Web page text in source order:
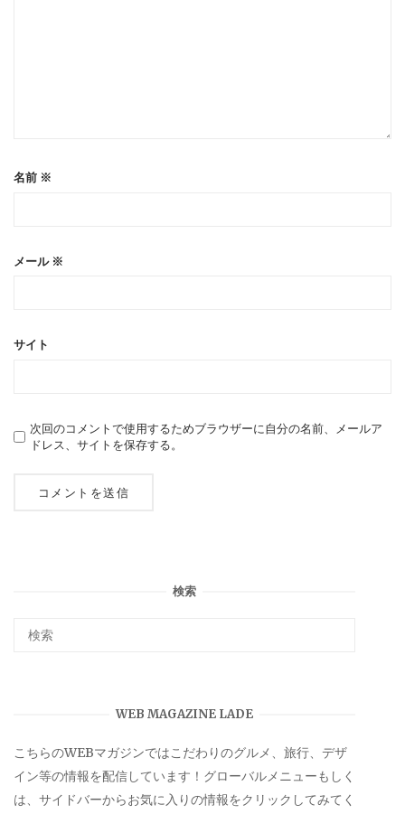
名前 ※
メール ※
サイト
次回のコメントで使用するためブラウザーに自分の名前、メールア
ドレス、サイトを保存する。
検索
WEB MAGAZINE LADE
こちらのWEBマガジンではこだわりのグルメ、旅行、デザ
イン等の情報を配信しています！グローバルメニューもしく
は、サイドバーからお気に入りの情報をクリックしてみてく